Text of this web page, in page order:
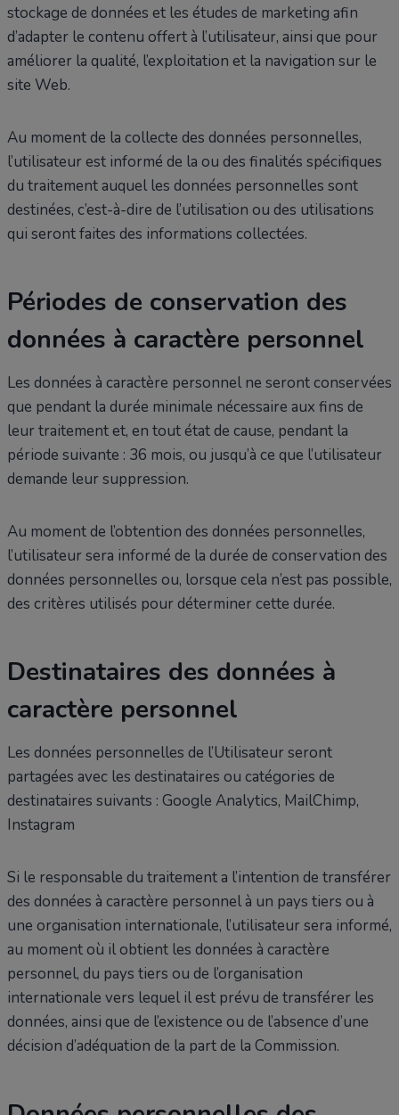
stockage de données et les études de marketing afin
d’adapter le contenu offert à l’utilisateur, ainsi que pour
améliorer la qualité, l’exploitation et la navigation sur le
site Web.
Au moment de la collecte des données personnelles,
l’utilisateur est informé de la ou des finalités spécifiques
du traitement auquel les données personnelles sont
destinées, c’est-à-dire de l’utilisation ou des utilisations
qui seront faites des informations collectées.
Périodes de conservation des
données à caractère personnel
Les données à caractère personnel ne seront conservées
que pendant la durée minimale nécessaire aux fins de
leur traitement et, en tout état de cause, pendant la
période suivante : 36 mois, ou jusqu’à ce que l’utilisateur
demande leur suppression.
Au moment de l’obtention des données personnelles,
l’utilisateur sera informé de la durée de conservation des
données personnelles ou, lorsque cela n’est pas possible,
des critères utilisés pour déterminer cette durée.
Destinataires des données à
caractère personnel
Les données personnelles de l’Utilisateur seront
partagées avec les destinataires ou catégories de
destinataires suivants : Google Analytics, MailChimp,
Instagram
Si le responsable du traitement a l’intention de transférer
des données à caractère personnel à un pays tiers ou à
une organisation internationale, l’utilisateur sera informé,
au moment où il obtient les données à caractère
personnel, du pays tiers ou de l’organisation
internationale vers lequel il est prévu de transférer les
données, ainsi que de l’existence ou de l’absence d’une
décision d’adéquation de la part de la Commission.